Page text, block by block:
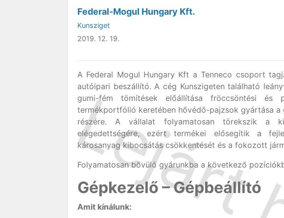
Federal-Mogul Hungary Kft.
Kunsziget
2019. 12. 19.
A Federal Mogul Hungary Kft a Tenneco csoport
autóipari beszállító. A cég Kunszigeten található
gumi-fém tömítések előállítása fröccsöntési és
termékportfólió keretében hővédő-pajzsok gyártása a
részére. A vállalat folyamatosan törekszik a
elégedettségére, ezért termékei elősegítik a
károsanyag kibocsátás csökkentését és a fokozott
Folyamatosan bővülő gyárunkba a következő
Gépkezelő – Gépbeállító
Amit kínálunk: